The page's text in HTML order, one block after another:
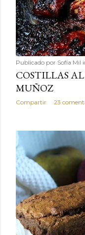
Publicado por Sofía Mil
COSTILLAS
MUÑOZ
Compartir 23